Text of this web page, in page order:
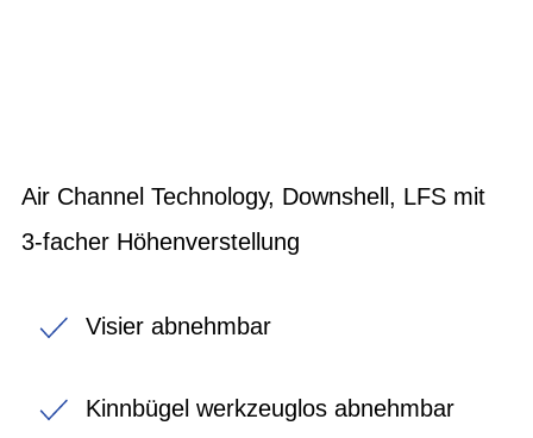
Air Channel Technology, Downshell, LFS mit
3-facher Höhenverstellung
Visier abnehmbar
Kinnbügel werkzeuglos abnehmbar